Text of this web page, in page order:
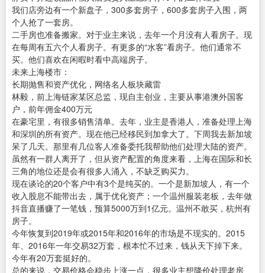
我们店旁边有一个新盘子，300多套房子，600多套房子入围，两
个人抢了一套房。
二手房也准备搬家。对于业主来说，去年一个月没有人看房子。现
在每周有五六个人看房子。有更多的“水客”看房子。他们通常不
买。他们喜欢在闲暇时看中高端房子。
未来上海楼市：
长期抛售和资产优化，网络名人板块藏雷
林毅，前上海链家某区总监，现自主创业，主要从事港澳外国客
户，前年佣金400万元
在豪宅里，有很多销售清单。去年，业主是香港人，准备处理上海
和深圳的所有资产。现在他已经移民到加拿大了。下周我去新加坡
呆了几天。那里有几位客人准备委托我帮助他们处理大陆的资产。
虽然有一群人离开了，但从资产配置的角度来看，上海在国际和长
三角的地位还是会有很多人涌入，不缺乏购买力。
现在谈论的20个客户中有3个是纯买的。一个是新加坡人，有一个
收入股息不能带出去，属于优化资产；一个温州服装老板，去年做
抖音直播赚了一笔钱，预算5000万到1亿元。温州不敢买，杭州有
房子。
今年恢复到2019年或2015年和2016年的市场是不现实的。2015
年、2016年一年交易32万套，根本忙不过来，钱从天下掉下来。
今年有20万套挺好的。
总的来说，交易价格会稳步上涨一点，很多业主想降价处理老房